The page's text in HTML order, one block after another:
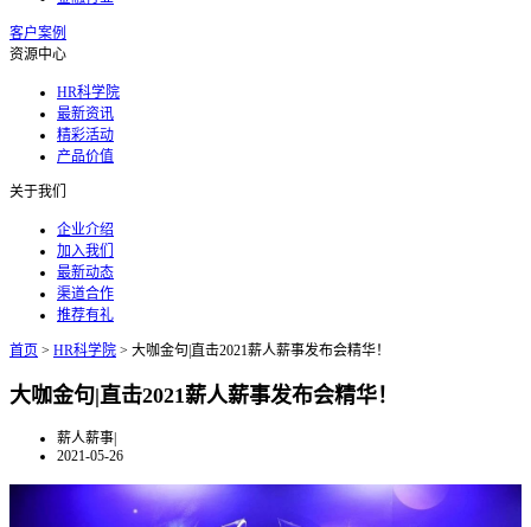
客户案例
资源中心
HR科学院
最新资讯
精彩活动
产品价值
关于我们
企业介绍
加入我们
最新动态
渠道合作
推荐有礼
首页 > HR科学院 > 大咖金句|直击2021薪人薪事发布会精华！
大咖金句|直击2021薪人薪事发布会精华！
薪人薪事|
2021-05-26